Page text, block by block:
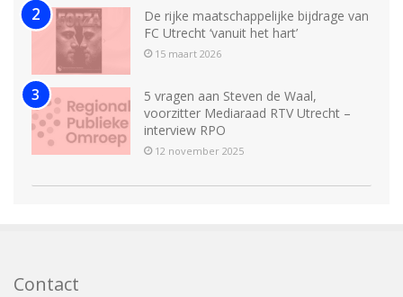
De rijke maatschappelijke bijdrage van
FC Utrecht ‘vanuit het hart’
15 maart 2026
5 vragen aan Steven de Waal,
voorzitter Mediaraad RTV Utrecht –
interview RPO
12 november 2025
Contact